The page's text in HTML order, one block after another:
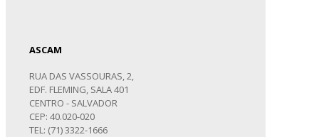
ASCAM
RUA DAS VASSOURAS, 2,
EDF. FLEMING, SALA 401
CENTRO - SALVADOR
CEP: 40.020-020
TEL: (71) 3322-1666